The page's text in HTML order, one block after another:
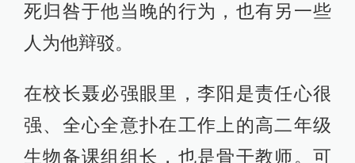
死归咎于他当晚的行为，也有另一些
人为他辩驳。
在校长聂必强眼里，李阳是责任心很
强、全心全意扑在工作上的高二年级
生物备课组组长，也是骨干教师。可